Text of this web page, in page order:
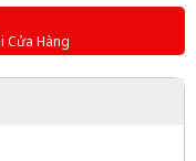
Cửa Hàng